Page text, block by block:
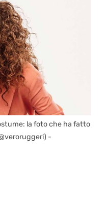
la foto che ha fatto
-